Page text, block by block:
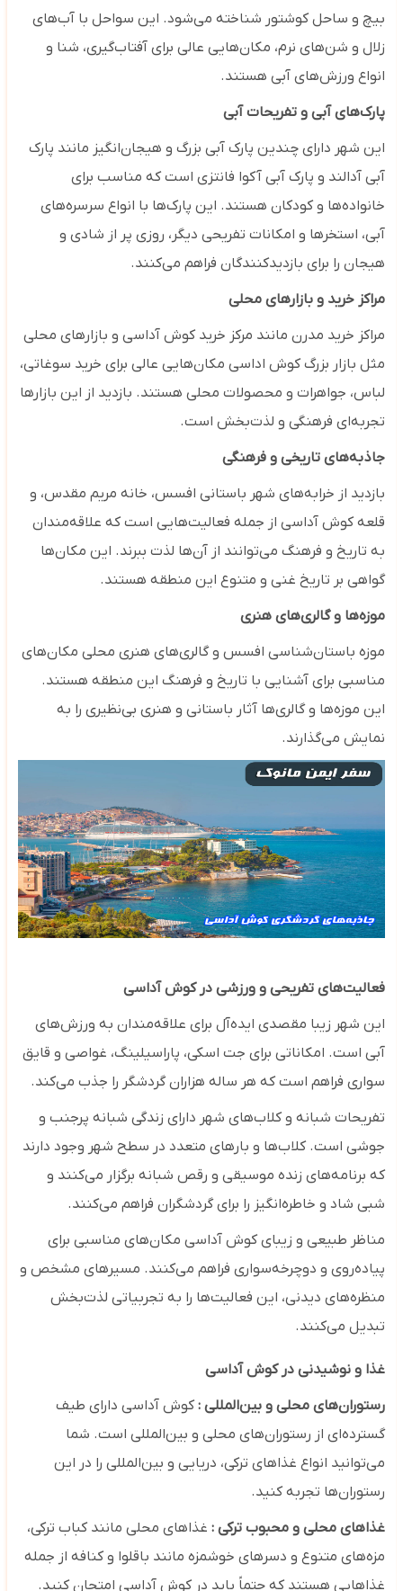
بیچ و ساحل کوشتور شناخته می‌شود. این سواحل با آب‌های
زلال و شن‌های نرم، مکان‌هایی عالی برای آفتاب‌گیری، شنا و
انواع ورزش‌های آبی هستند.
پارک‌های آبی و تفریحات آبی
این شهر دارای چندین پارک آبی بزرگ و هیجان‌انگیز مانند پارک
آبی آدالند و پارک آبی آکوا فانتزی است که مناسب برای
خانواده‌ها و کودکان هستند. این پارک‌ها با انواع سرسره‌های
آبی، استخرها و امکانات تفریحی دیگر، روزی پر از شادی و
هیجان را برای بازدیدکنندگان فراهم می‌کنند.
مراکز خرید و بازارهای محلی
مراکز خرید مدرن مانند مرکز خرید کوش آداسی و بازارهای محلی
مثل بازار بزرگ کوش اداسی مکان‌هایی عالی برای خرید سوغاتی،
لباس، جواهرات و محصولات محلی هستند. بازدید از این بازارها
تجربه‌ای فرهنگی و لذت‌بخش است.
جاذبه‌های تاریخی و فرهنگی
بازدید از خرابه‌های شهر باستانی افسس، خانه مریم مقدس، و
قلعه کوش آداسی از جمله فعالیت‌هایی است که علاقه‌مندان
به تاریخ و فرهنگ می‌توانند از آن‌ها لذت ببرند. این مکان‌ها
گواهی بر تاریخ غنی و متنوع این منطقه هستند.
موزه‌ها و گالری‌های هنری
موزه باستان‌شناسی افسس و گالری‌های هنری محلی مکان‌های
مناسبی برای آشنایی با تاریخ و فرهنگ این منطقه هستند.
این موزه‌ها و گالری‌ها آثار باستانی و هنری بی‌نظیری را به
نمایش می‌گذارند.
فعالیت‌های تفریحی و ورزشی در کوش آداسی
این شهر زیبا مقصدی ایده‌آل برای علاقه‌مندان به ورزش‌های
آبی است. امکاناتی برای جت اسکی، پاراسیلینگ، غواصی و قایق‌
سواری فراهم است که هر ساله هزاران گردشگر را جذب می‌کند.
تفریحات شبانه و کلاب‌های شهر دارای زندگی شبانه پرجنب ‌و
جوشی است. کلاب‌ها و بارهای متعدد در سطح شهر وجود دارند
که برنامه‌های زنده موسیقی و رقص شبانه برگزار می‌کنند و
شبی شاد و خاطره‌انگیز را برای گردشگران فراهم می‌کنند.
مناظر طبیعی و زیبای کوش آداسی مکان‌های مناسبی برای
پیاده‌روی و دوچرخه‌سواری فراهم می‌کنند. مسیرهای مشخص و
منظره‌های دیدنی، این فعالیت‌ها را به تجربیاتی لذت‌بخش
تبدیل می‌کنند.
غذا و نوشیدنی در کوش آداسی
رستوران‌های محلی و بین‌المللی :کوش آداسی دارای طیف
گسترده‌ای از رستوران‌های محلی و بین‌المللی است. شما
می‌توانید انواع غذاهای ترکی، دریایی و بین‌المللی را در این
رستوران‌ها تجربه کنید.
غذاهای محلی و محبوب ترکی :غذاهای محلی مانند کباب ترکی،
مزه‌های متنوع و دسرهای خوشمزه مانند باقلوا و کنافه از جمله
غذاهایی هستند که حتماً باید در کوش آداسی امتحان کنید.